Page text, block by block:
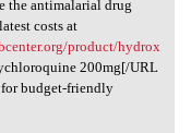
the
the antimalarial drug
costs at
product/hydrox
200mg[/URL
for budget-friendly